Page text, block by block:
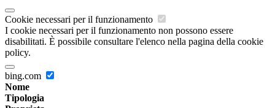
Cookie necessari per il funzionamento
I cookie necessari per il funzionamento non possono essere
disabilitati. È possibile consultare l'elenco nella pagina della cookie
policy.
bing.com
Nome
Tipologia